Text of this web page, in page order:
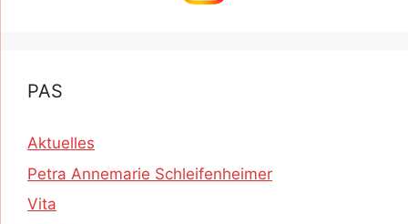
PAS
Aktuelles
Petra Annemarie Schleifenheimer
Vita